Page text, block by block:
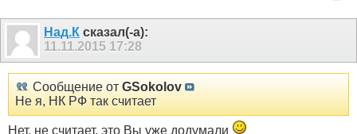
Над.К сказал(-а):
11.11.2015 17:28
Сообщение от GSokolov
Не я, НК РФ так считает
Нет, не считает, это Вы уже додумали